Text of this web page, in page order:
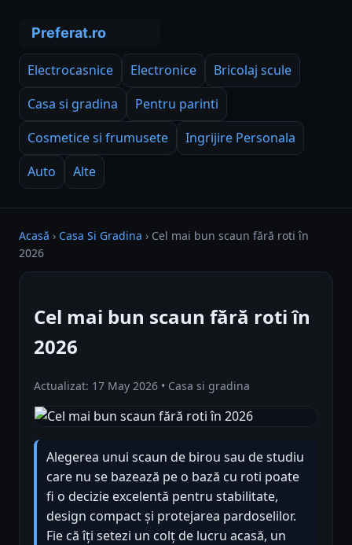
Electrocasnice Electronice
Bricolaj scule
Casa si gradina
Pentru parinti
Cosmetice si frumusete
Ingrijire Personala
Auto
Alte
Acasă › Casa Si Gradina › Cel mai bun scaun fără roti în
2026
Cel mai bun scaun fără roti în
2026
Actualizat: 17 May 2026 • Casa si gradina
Alegerea unui scaun de birou sau de studiu
care nu se bazează pe o bază cu roti poate
fi o decizie excelentă pentru stabilitate,
design compact și protejarea pardoselilor.
Fie că îți setezi un colț de lucru acasă, un